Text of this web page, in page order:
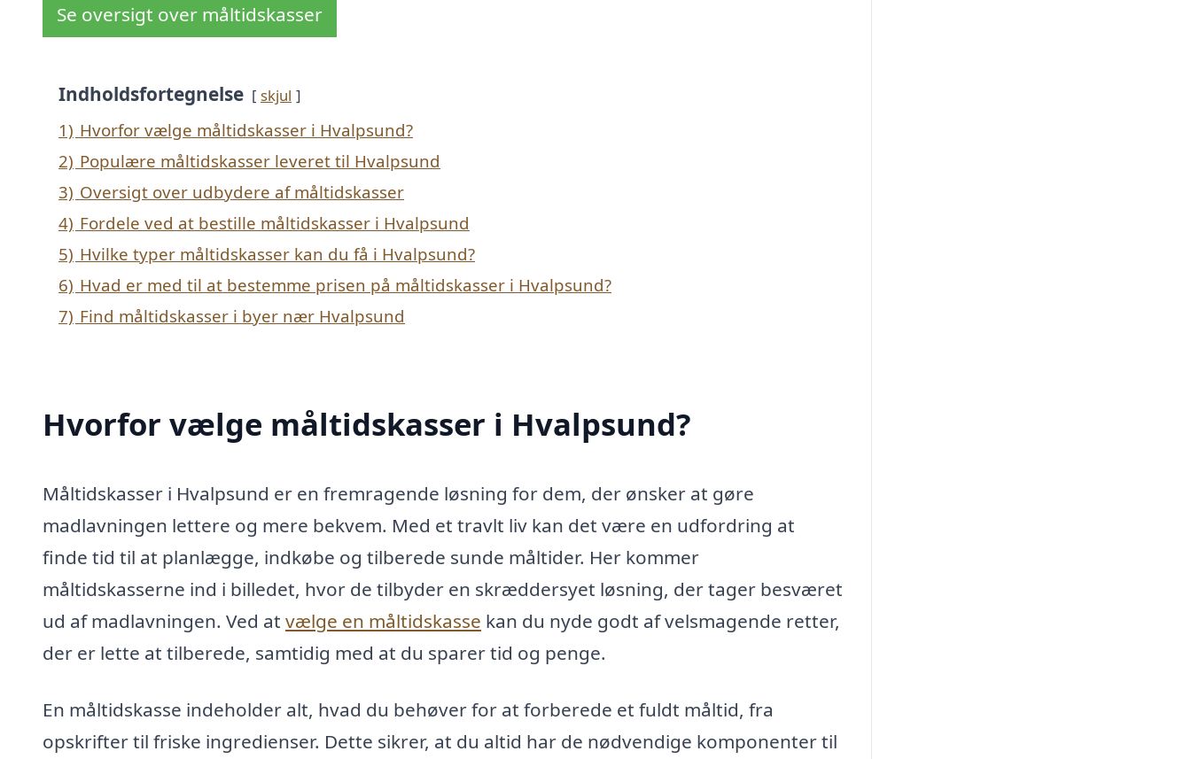
Se oversigt over måltidskasser
Indholdsfortegnelse skjul
1) Hvorfor vælge måltidskasser i Hvalpsund?
2) Populære måltidskasser leveret til Hvalpsund
3) Oversigt over udbydere af måltidskasser
4) Fordele ved at bestille måltidskasser i Hvalpsund
5) Hvilke typer måltidskasser kan du få i Hvalpsund?
6) Hvad er med til at bestemme prisen på måltidskasser i Hvalpsund?
7) Find måltidskasser i byer nær Hvalpsund
Hvorfor vælge måltidskasser i Hvalpsund?
Måltidskasser i Hvalpsund er en fremragende løsning for dem, der ønsker at gøre
madlavningen lettere og mere bekvem. Med et travlt liv kan det være en udfordring at
finde tid til at planlægge, indkøbe og tilberede sunde måltider. Her kommer
måltidskasserne ind i billedet, hvor de tilbyder en skræddersyet løsning, der tager besværet
ud af madlavningen. Ved at vælge en måltidskasse kan du nyde godt af velsmagende retter,
der er lette at tilberede, samtidig med at du sparer tid og penge.
En måltidskasse indeholder alt, hvad du behøver for at forberede et fuldt måltid, fra
opskrifter til friske ingredienser. Dette sikrer, at du altid har de nødvendige komponenter til